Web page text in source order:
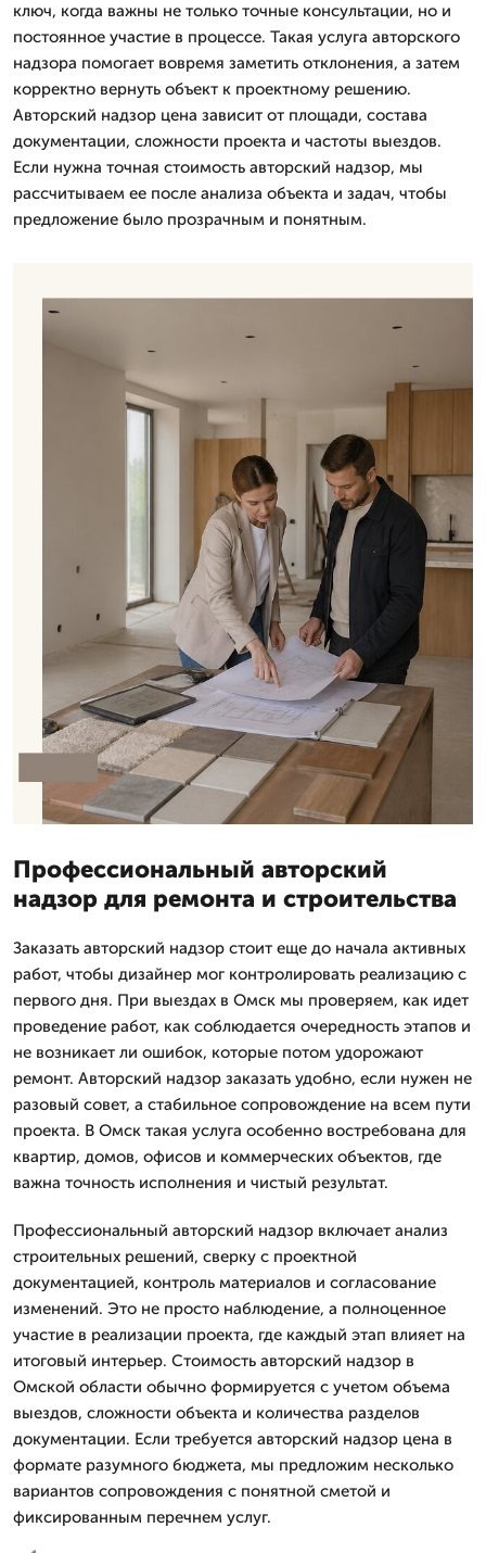
ключ, когда важны не только точные консультации, но и
постоянное участие в процессе. Такая услуга авторского
надзора помогает вовремя заметить отклонения, а затем
корректно вернуть объект к проектному решению.
Авторский надзор цена зависит от площади, состава
документации, сложности проекта и частоты выездов.
Если нужна точная стоимость авторский надзор, мы
рассчитываем ее после анализа объекта и задач, чтобы
предложение было прозрачным и понятным.
Профессиональный авторский
надзор для ремонта и строительства
Заказать авторский надзор стоит еще до начала активных
работ, чтобы дизайнер мог контролировать реализацию с
первого дня. При выездах в Омск мы проверяем, как идет
проведение работ, как соблюдается очередность этапов и
не возникает ли ошибок, которые потом удорожают
ремонт. Авторский надзор заказать удобно, если нужен не
разовый совет, а стабильное сопровождение на всем пути
проекта. В Омск такая услуга особенно востребована для
квартир, домов, офисов и коммерческих объектов, где
важна точность исполнения и чистый результат.
Профессиональный авторский надзор включает анализ
строительных решений, сверку с проектной
документацией, контроль материалов и согласование
изменений. Это не просто наблюдение, а полноценное
участие в реализации проекта, где каждый этап влияет на
итоговый интерьер. Стоимость авторский надзор в
Омской области обычно формируется с учетом объема
выездов, сложности объекта и количества разделов
документации. Если требуется авторский надзор цена в
формате разумного бюджета, мы предложим несколько
вариантов сопровождения с понятной сметой и
фиксированным перечнем услуг.